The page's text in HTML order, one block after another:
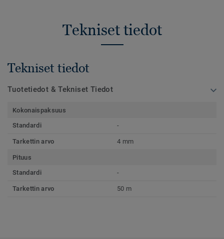
Tekniset tiedot
Tekniset tiedot
Tuotetiedot & Tekniset Tiedot
Kokonaispaksuus
Standardi
-
Tarkettin arvo 4 mm
Pituus
Standardi
-
Tarkettin arvo 50 m